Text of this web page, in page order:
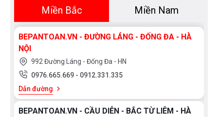
Bạn quan tâm tới những sản phẩm sen tắm cũng
Miền Bắc Miền Nam
BEPANTOAN.VN - ĐƯỜNG LÁNG - ĐỐNG ĐA - HÀ
NỘI
992 Đường Láng - Đống Đa - HN
0976.665.669 - 0912.331.335
Dẫn đường
BEPANTOAN.VN - CẦU DIỄN - BẮC TỪ LIÊM - HÀ